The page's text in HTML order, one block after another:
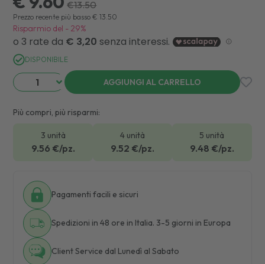
€13.50
Prezzo recente più basso € 13.50
Risparmio del - 29%
DISPONIBILE
AGGIUNGI AL CARRELLO
Più compri, più risparmi:
3 unità
9.56 €/pz.
4 unità
9.52 €/pz.
5 unità
9.48 €/pz.
Pagamenti facili e sicuri
Spedizioni in 48 ore in Italia. 3-5 giorni in Europa
Client Service dal Lunedì al Sabato